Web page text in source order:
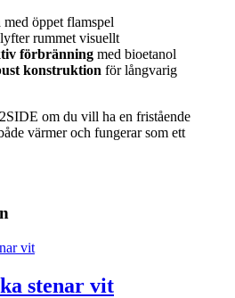
med öppet flamspel
rummet visuellt
förbränning med bioetanol
konstruktion för långvarig
om du vill ha en fristående
värmer och fungerar som ett
stenar vit